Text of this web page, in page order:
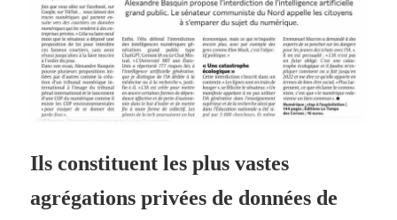
Ils constituent les plus vastes
agrégations privées de données de